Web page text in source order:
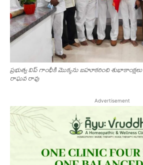
ప్రభుత్వ విప్ గాంధీకి మొక్కను బహూకరించి
రాఘవ రావు
Advertisement